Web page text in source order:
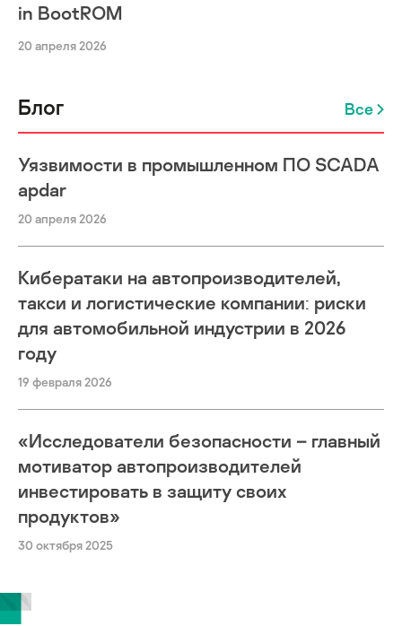
in BootROM
20 апреля 2026
Блог Все
Уязвимости в промышленном ПО SCADA
apdar
20 апреля 2026
Кибератаки на автопроизводителей,
такси и логистические компании: риски
для автомобильной индустрии в 2026
году
19 февраля 2026
«Исследователи безопасности – главный
мотиватор автопроизводителей
инвестировать в защиту своих
продуктов»
30 октября 2025